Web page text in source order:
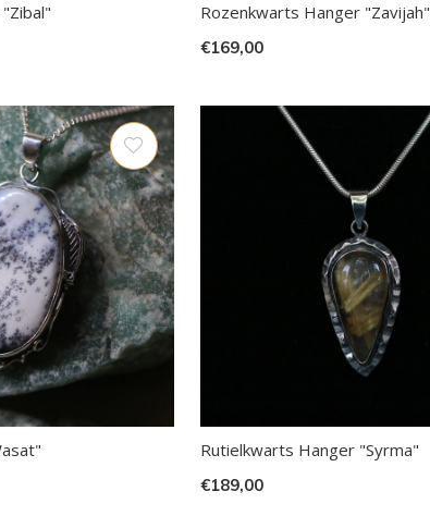
Rozenkwarts Hanger "Zavijah"
€169,00
Rutielkwarts Hanger "Syrma"
€189,00